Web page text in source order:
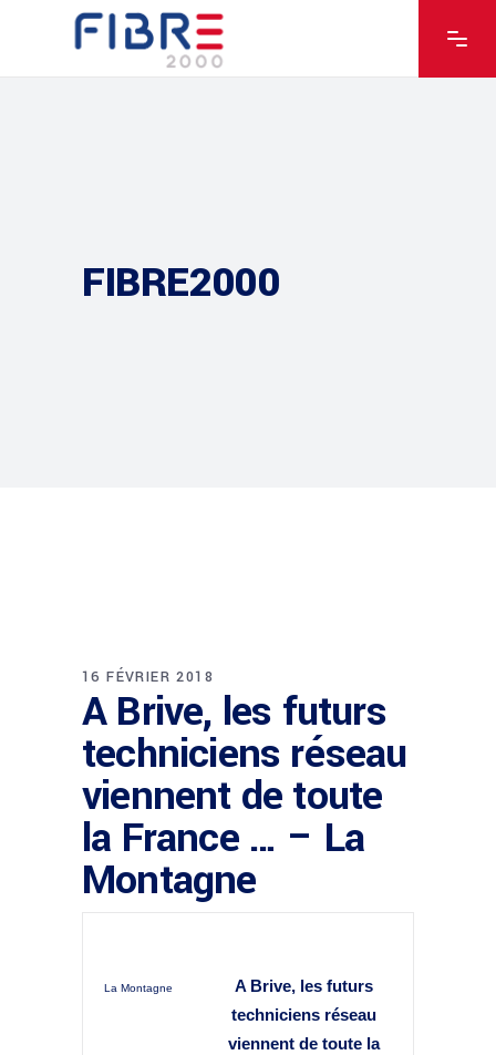
FIBRE2000
16 FÉVRIER 2018
A Brive, les futurs
techniciens réseau
viennent de toute
la France … – La
Montagne
La Montagne
A Brive, les futurs
techniciens réseau
viennent de toute la